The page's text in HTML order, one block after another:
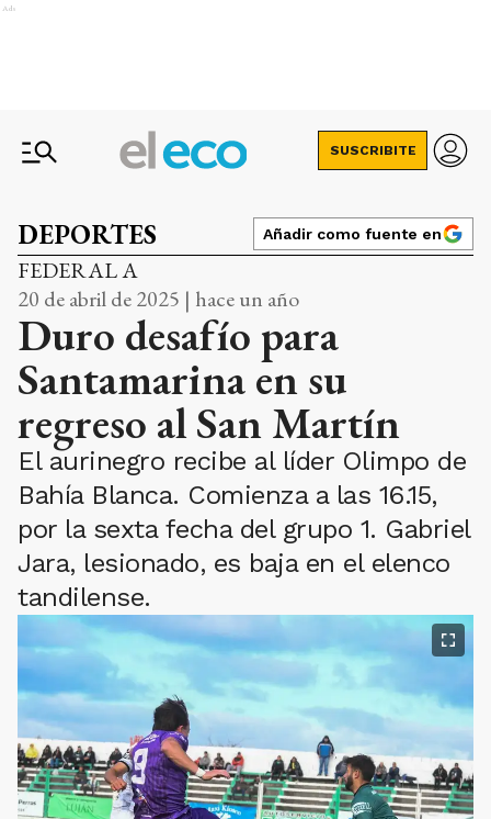
Ads
SUSCRIBITE
DEPORTES Añadir como fuente en
FEDERAL A
20 de abril de 2025 | hace un año
Duro desafío para
Santamarina en su
regreso al San Martín
El aurinegro recibe al líder Olimpo de
Bahía Blanca. Comienza a las 16.15,
por la sexta fecha del grupo 1. Gabriel
Jara, lesionado, es baja en el elenco
tandilense.